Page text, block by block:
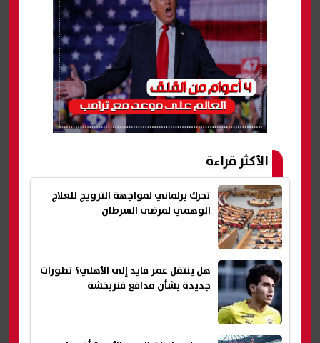
الأكثر قراءة
تحرك برلماني لمواجهة الترويج للعلاج
الوهمي لمرضى السرطان
هل ينتقل عمر فايد إلى الأهلي؟ تطورات
جديدة بشأن مدافع فنربخشة